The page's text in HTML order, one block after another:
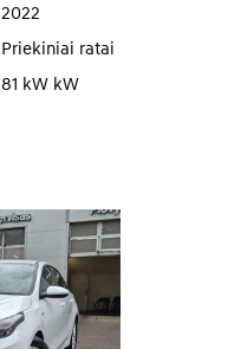
2022
Priekiniai ratai
81 kW kW